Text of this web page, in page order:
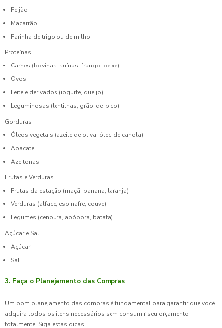
Feijão
Macarrão
Farinha de trigo ou de milho
Proteínas
Carnes (bovinas, suínas, frango, peixe)
Ovos
Leite e derivados (iogurte, queijo)
Leguminosas (lentilhas, grão-de-bico)
Gorduras
Óleos vegetais (azeite de oliva, óleo de canola)
Abacate
Azeitonas
Frutas e Verduras
Frutas da estação (maçã, banana, laranja)
Verduras (alface, espinafre, couve)
Legumes (cenoura, abóbora, batata)
Açúcar e Sal
Açúcar
Sal
3. Faça o Planejamento das Compras
Um bom planejamento das compras é fundamental para garantir que você
adquira todos os itens necessários sem consumir seu orçamento
totalmente. Siga estas dicas: